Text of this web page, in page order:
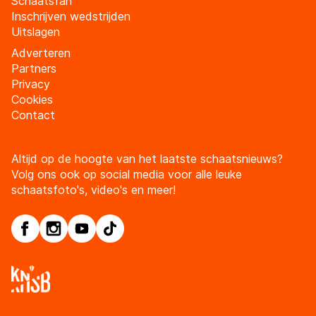
Inschrijven wedstrijden
Uitslagen
Adverteren
Partners
Privacy
Cookies
Contact
Altijd op de hoogte van het laatste schaatsnieuws?
Volg ons ook op social media voor alle leuke
schaatsfoto's, video's en meer!